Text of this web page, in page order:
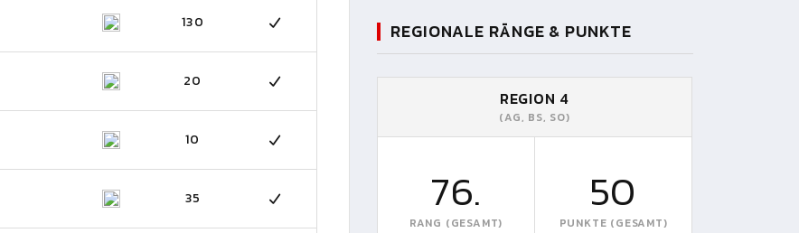
130
20
10
35
REGIONALE RÄNGE & PUNKTE
REGION 4
(AG, BS, SO)
76.
RANG (GESAMT)
50
PUNKTE (GESAMT)